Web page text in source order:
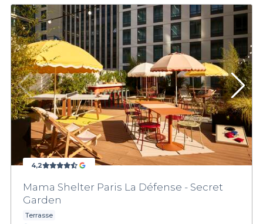
4,2
Mama Shelter Paris La Défense - Secret
Garden
Terrasse